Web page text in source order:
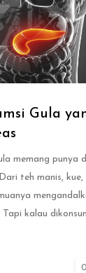
Gula
memang punya
teh manis, kue,
kalau